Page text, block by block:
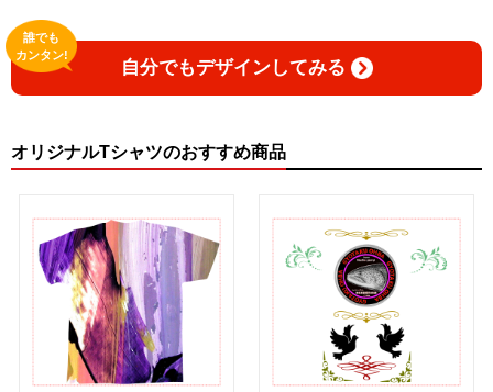
自分でもデザインしてみる
誰でも
カンタン!
オリジナルTシャツのおすすめ商品